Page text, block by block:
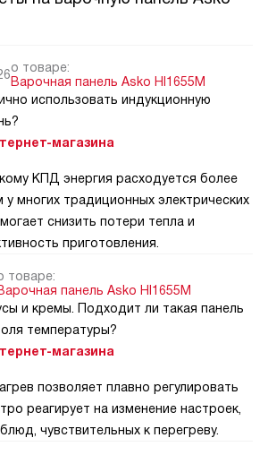
о товаре:
Варочная панель Asko HI1655M
использовать индукционную
магазина
КПД энергия расходуется более
многих традиционных электрических
снизить потери тепла и
приготовления.
товаре:
панель Asko HI1655M
и кремы. Подходит ли такая панель
температуры?
магазина
позволяет плавно регулировать
реагирует на изменение настроек,
чувствительных к перегреву.